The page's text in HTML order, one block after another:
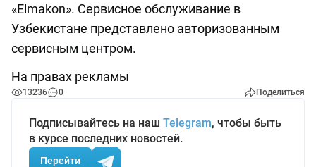
«Elmakon». Сервисное обслуживание в
Узбекистане представлено авторизованным
сервисным центром.
На правах рекламы
13236 0 Поделиться
Подписывайтесь на наш Telegram, чтобы быть
в курсе последних новостей.
Перейти